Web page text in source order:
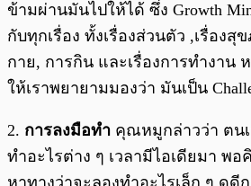
ข้ามผ่านมันไปให้ได้ ซึ่ง Growth
กับทุกเรื่อง ทั้งเรื่องส่วนตัว ,เรื่องสุ
กาย, การกิน และเรื่องการทำงาน ห
ให้เราพยายามมองว่า มันเป็น
2. การลงมือทำ คุณหมูกล่าวว่า ตน
ทำอะไรต่าง ๆ เวลามีไอเดียมา พ